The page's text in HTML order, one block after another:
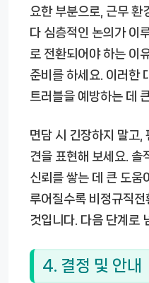
요한 부분으로, 근무 환
다 심층적인 논의가 이
로 전환되어야 하는 이
준비를 하세요. 이러한
트러블을 예방하는 데
면담 시 긴장하지 말고,
견을 표현해 보세요. 솔
신뢰를 쌓는 데 큰 도움
루어질수록 비정규직
것입니다. 다음 단계로
4. 결정 및 안내